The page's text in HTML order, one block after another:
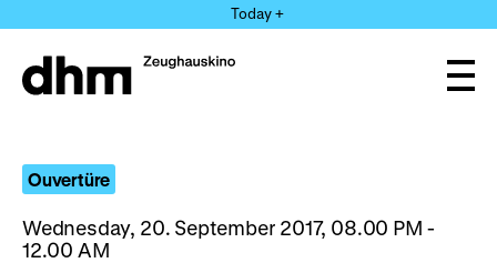
directly
the
Today +
Ouvertüre
Wednesday, 20. September 2017, 08.00 PM -
12.00 AM